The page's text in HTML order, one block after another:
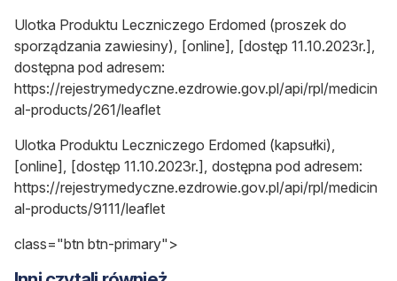
Ulotka Produktu Leczniczego Erdomed (proszek do
sporządzania zawiesiny), [online], [dostęp 11.10.2023r.],
dostępna pod adresem:
https://rejestrymedyczne.ezdrowie.gov.pl/api/rpl/medicin
al-products/261/leaflet
Ulotka Produktu Leczniczego Erdomed (kapsułki),
[online], [dostęp 11.10.2023r.], dostępna pod adresem:
https://rejestrymedyczne.ezdrowie.gov.pl/api/rpl/medicin
al-products/9111/leaflet
class="btn btn-primary">